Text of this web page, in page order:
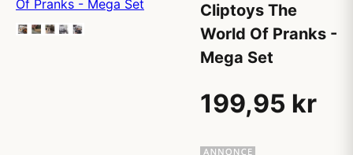
Cliptoys The
World Of Pranks -
Mega Set
199,95 kr